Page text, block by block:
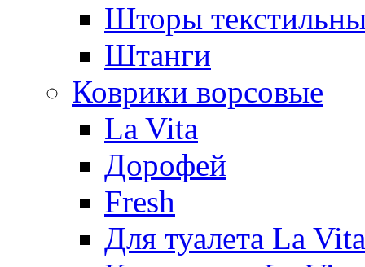
Шторы
Штанги
Коврики ворсовые
La Vita
Дорофей
Fresh
Для туалета La Vita